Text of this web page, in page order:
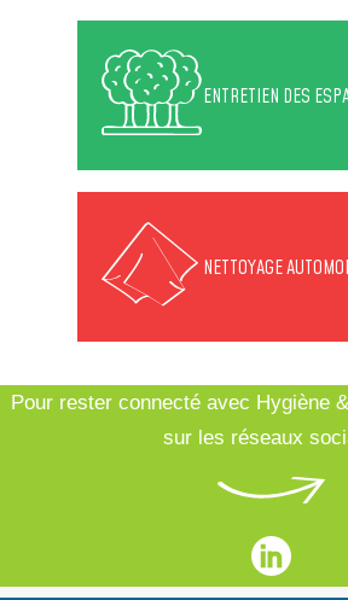
ENTRETIEN DES
NETTOYAGE
Pour rester connecté avec Hygiène
sur les réseaux